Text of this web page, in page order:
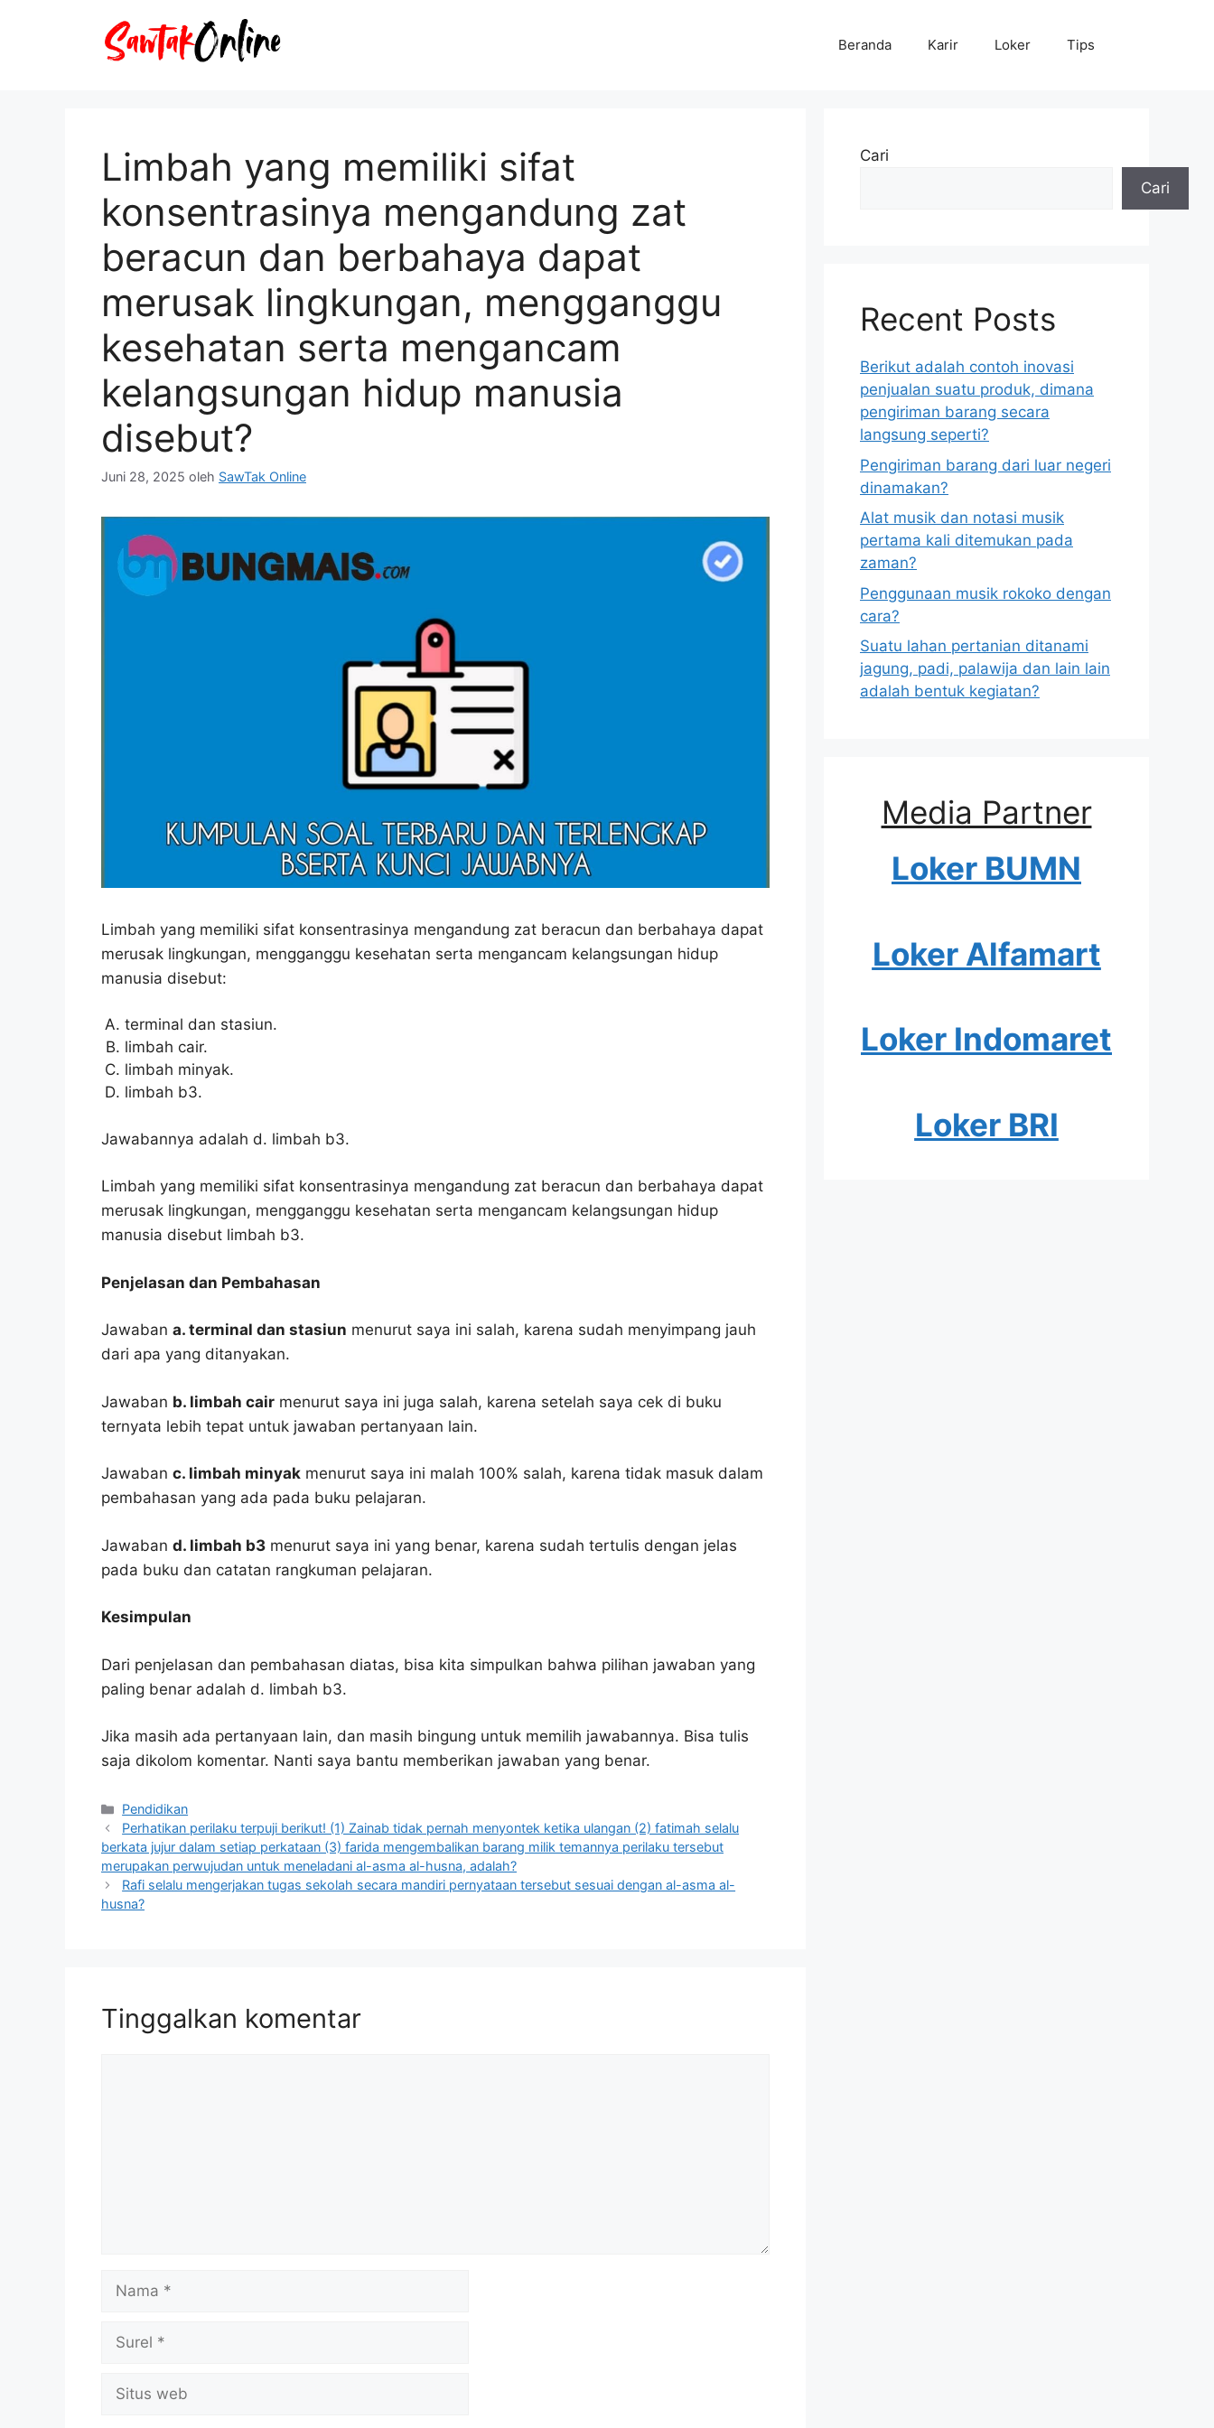
Beranda Karir Loker Tips
Limbah yang memiliki sifat
konsentrasinya mengandung zat
beracun dan berbahaya dapat
merusak lingkungan, mengganggu
kesehatan serta mengancam
kelangsungan hidup manusia
disebut?
Juni 28, 2025 oleh SawTak Online
Limbah yang memiliki sifat konsentrasinya mengandung zat beracun dan berbahaya dapat
merusak lingkungan, mengganggu kesehatan serta mengancam kelangsungan hidup
manusia disebut:
terminal dan stasiun.
limbah cair.
limbah minyak.
limbah b3.
Jawabannya adalah d. limbah b3.
Limbah yang memiliki sifat konsentrasinya mengandung zat beracun dan berbahaya dapat
merusak lingkungan, mengganggu kesehatan serta mengancam kelangsungan hidup
manusia disebut limbah b3.
Penjelasan dan Pembahasan
Jawaban a. terminal dan stasiun menurut saya ini salah, karena sudah menyimpang jauh
dari apa yang ditanyakan.
Jawaban b. limbah cair menurut saya ini juga salah, karena setelah saya cek di buku
ternyata lebih tepat untuk jawaban pertanyaan lain.
Jawaban c. limbah minyak menurut saya ini malah 100% salah, karena tidak masuk dalam
pembahasan yang ada pada buku pelajaran.
Jawaban d. limbah b3 menurut saya ini yang benar, karena sudah tertulis dengan jelas
pada buku dan catatan rangkuman pelajaran.
Kesimpulan
Dari penjelasan dan pembahasan diatas, bisa kita simpulkan bahwa pilihan jawaban yang
paling benar adalah d. limbah b3.
Jika masih ada pertanyaan lain, dan masih bingung untuk memilih jawabannya. Bisa tulis
saja dikolom komentar. Nanti saya bantu memberikan jawaban yang benar.
Kategori
Pendidikan
Perhatikan perilaku terpuji berikut! (1) Zainab tidak pernah menyontek ketika ulangan (2) fatimah selalu
berkata jujur dalam setiap perkataan (3) farida mengembalikan barang milik temannya perilaku tersebut
merupakan perwujudan untuk meneladani al-asma al-husna, adalah?
Rafi selalu mengerjakan tugas sekolah secara mandiri pernyataan tersebut sesuai dengan al-asma al-
husna?
Tinggalkan komentar
Nama
Surel
Situs
web
Cari
Cari
Recent Posts
Berikut adalah contoh inovasi
penjualan suatu produk, dimana
pengiriman barang secara
langsung seperti?
Pengiriman barang dari luar negeri
dinamakan?
Alat musik dan notasi musik
pertama kali ditemukan pada
zaman?
Penggunaan musik rokoko dengan
cara?
Suatu lahan pertanian ditanami
jagung, padi, palawija dan lain lain
adalah bentuk kegiatan?
Media Partner
Loker BUMN
Loker Alfamart
Loker Indomaret
Loker BRI